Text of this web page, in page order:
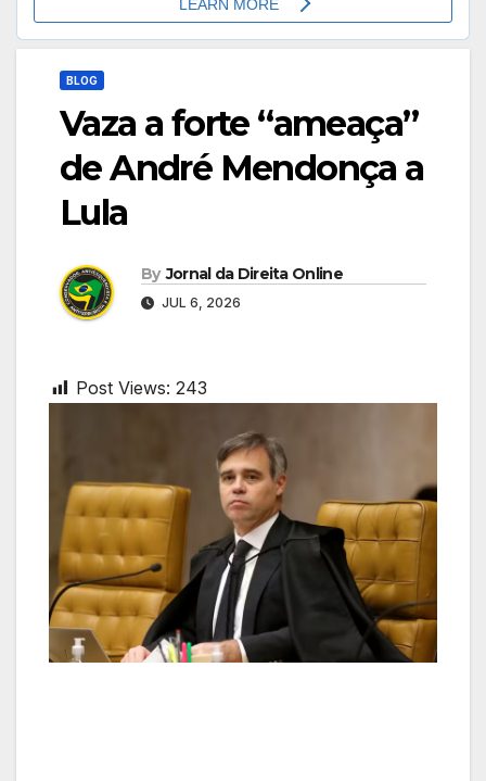
BLOG
Vaza a forte “ameaça”
de André Mendonça a
Lula
By Jornal da Direita Online
JUL 6, 2026
Post Views: 243